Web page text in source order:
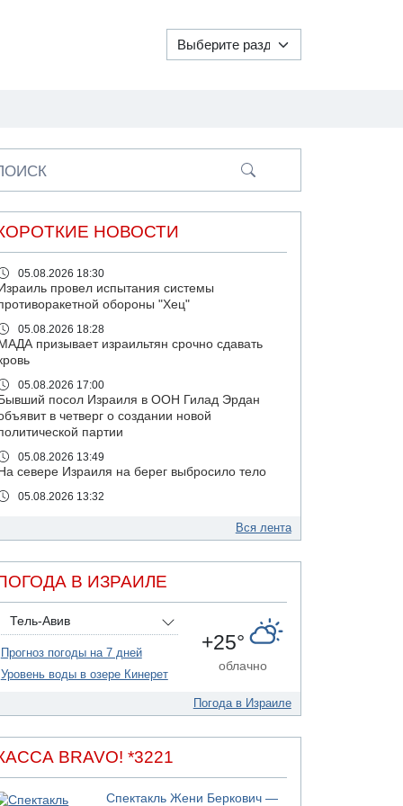
НОВОСТИ
05.08.2026 18:30
Израиль провел испытания системы
обороны "Хец"
05.08.2026 18:28
МАДА призывает израильтян срочно сдавать
05.08.2026 17:00
Бывший посол Израиля в ООН Гилад Эрдан
в четверг о создании новой
партии
05.08.2026 13:49
На севере Израиля на берег выбросило тело
05.08.2026 13:32
05.08.2026 10:16
активисты пытались ворваться в офис
"Религиозного сионизма"
05.08.2026 06:42
В Дубае поднимается дым над портом
Еще один меморандум для Ирана
и Министерство экологии
о необычно высоком уровне
воды в девяти реках и ручьях на
страны
Вся лента
В ИЗРАИЛЕ
Тель-Авив
Прогноз погоды на 7 дней
Уровень воды в озере Кинерет
+25°
облачно
Погода в Израиле
BRAVO! *3221
Спектакль Жени Беркович —